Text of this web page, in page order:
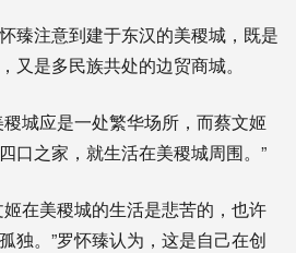
注意到建于东汉的美稷城，既是
又是多民族共处的边贸商城。
城应是一处繁华场所，而蔡文姬
口之家，就生活在美稷城周围。”
在美稷城的生活是悲苦的，也许
独。”罗怀臻认为，这是自己在创